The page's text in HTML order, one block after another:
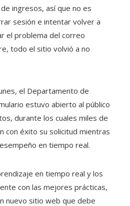
ingresos, así que no es
sesión e intentar volver a
el problema del correo
todo el sitio volvió a no
el Departamento de
estuvo abierto al público
durante los cuales miles de
con éxito su solicitud mientras
en tiempo real.
en tiempo real y los
con las mejores prácticas,
nuevo sitio web que debe